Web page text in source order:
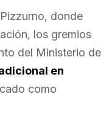
donde
los gremios
del Ministerio de
en
como